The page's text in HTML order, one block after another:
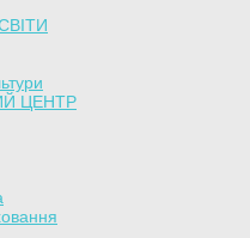
ЦЕНТР